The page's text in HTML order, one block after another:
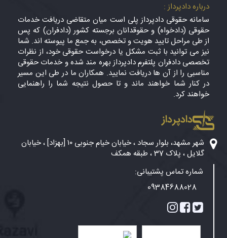
درباره دادپرداز :
سامانه حقوقی دادپرداز پلی است میان متقاضی دریافت خدمات
حقوقی (دادخواه) و حقوقدانان برجسته کشور (دادفران) که پس
از طی مراحل تایید هویت و تخصص، به جمع ما پیوسته اند. شما
نیز می توانید با ثبت مشکل یا درخواست حقوقی خود، از نظرات
تخصصی دادفران پلتفرم دادپرداز بهره مند شده و خدمات حقوقی
مناسبی را از آن ها دریافت نمایید. همکاران ما در طی این مسیر
در کنار شما خواهند ماند و تا حصول نتیجه شما را راهنمایی
خواهند کرد.
دادپرداز
شهر مشهد، بلوار سجاد ، خیابان خیام جنوبی ۱۰ [بهزاد] ، خیابان
گلایل ، پلاک 37 ، طبقه همکف
شماره تماس پشتیبانی:
09384688028